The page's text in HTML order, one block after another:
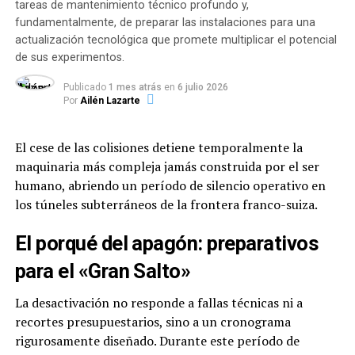
Nacional, Jorge Rodríguez.
Actualmente,
albergadas en 107 campamentos transitorios
Fronteras (MSF)advirtió que unas 6.000 personas
continúan durmiendo a la intemperie en la vía pública
(aproximadamente 3.000 frente a edificios inestables en
Maiquetía y otra cifra similar sobre la Avenida Bolívar de
garantizado a servicios básicos o agua potable.
Evaluaciones económicas y
asistencia internacional
Un informe preliminar presentado por elBanco
tareas de mantenimiento técnico profundo y,
fundamentalmente, de preparar las instalaciones para una
actualización tecnológica que promete multiplicar el potencial
de sus experimentos.
Publicado 1 mes atrás en 6 julio 2026
Por Ailén Lazarte
El cese de las colisiones detiene temporalmente la
maquinaria más compleja jamás construida por el ser
humano, abriendo un período de silencio operativo en
los túneles subterráneos de la frontera franco-suiza.
El porqué del apagón: preparativos
para el «Gran Salto»
La desactivación no responde a fallas técnicas ni a
recortes presupuestarios, sino a un cronograma
rigurosamente diseñado. Durante este período de